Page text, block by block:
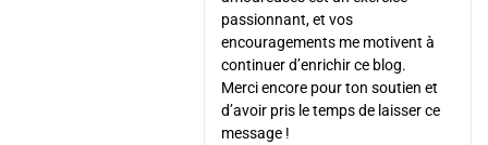
passionnant, et vos
encouragements me motivent à
continuer d’enrichir ce blog.
Merci encore pour ton soutien et
d’avoir pris le temps de laisser ce
message !